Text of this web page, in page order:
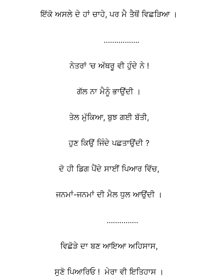
ਇੱਕੋ ਅਸਲੇ ਦੇ ਹਾਂ ਚਾਹੇ, ਪਰ ਮੈ ਤੈਥੋਂ ਵਿਛੜਿਆ ।
……………..
ਨੇਤਰਾਂ ‘ਚ ਅੱਥਰੂ ਵੀ ਹੁੰਦੇ ਨੇ !
ਗੱਲ ਨਾ ਮੈਨੂੰ ਭਾਉਂਦੀ ।
ਤੇਲ ਮੁੱਕਿਆ, ਬੁਝ ਗਈ ਬੱਤੀ,
ਹੁਣ ਕਿਉਂ ਜਿੰਦੇ ਪਛਤਾਉਂਦੀ ?
ਦੋ ਹੀ ਡਿਗ ਪੈਂਦੇ ਸਾਈਂ ਪਿਆਰ ਵਿੱਚ,
ਜਨਮਾਂ-ਜਨਮਾਂ ਦੀ ਮੈਲ ਧੁਲ ਆਉਂਦੀ ।
……………
ਵਿਛੋੜੇ ਦਾ ਬਣ ਆਇਆ ਅਹਿਸਾਸ,
ਸੁਣੋ ਪਿਆਰਿਓ ! ਮੇਰਾ ਵੀ ਇਤਿਹਾਸ ।